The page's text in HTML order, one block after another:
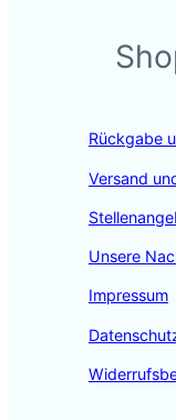
e
b
k
Rückgabe
Versand
Unsere
Impressum